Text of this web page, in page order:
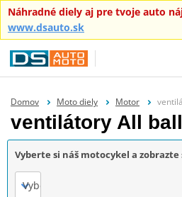
Náhradné diely aj pre tvoje auto
www.dsauto.sk
Domov Moto diely Motor
ventilátory All
Vyberte si náš motocykel a
Vyberte